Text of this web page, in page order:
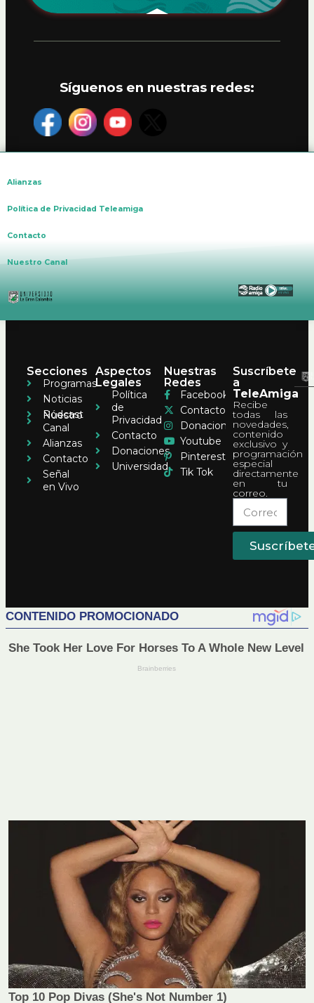
Síguenos en nuestras redes:
Alianzas
Política de Privacidad Teleamiga
Contacto
Nuestro Canal
Secciones
Programas
Noticias
Pódcast
Nuestro
Canal
Alianzas
Contacto
Señal
en Vivo
Aspectos
Legales
Política
de
Privacidad
Contacto
Donaciones
Universidad
Nuestras
Redes
Facebook
Contacto
Donaciones
Youtube
Pinterest
Tik Tok
Suscríbete
a
TeleAmiga
Recibe
todas las
novedades,
contenido
exclusivo y
programación
especial
directamente
en tu
correo.